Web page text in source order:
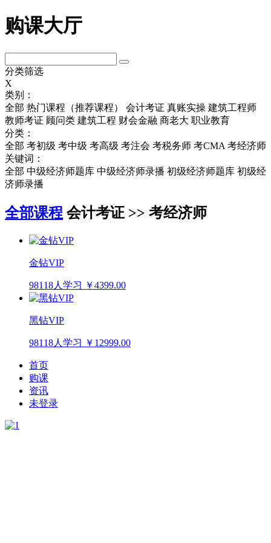
购课大厅
分类筛选
X
类别：
全部 热门课程（推荐课程） 会计考证 真账实操 建筑工程师
教师考证 顾问类 建筑工程 财会金融 商老大 职业教育
分类：
全部 考初级 考中级 考高级 考注会 考税务师 考CMA 考经济师
关键词：
全部 中级经济师题库 中级经济师录播 初级经济师题库 初级经
济师录播
全部课程 会计考证 >> 考经济师
金钻VIP
98118人学习 ￥4399.00
黑钻VIP
98118人学习 ￥12999.00
首页
购课
资讯
未登录